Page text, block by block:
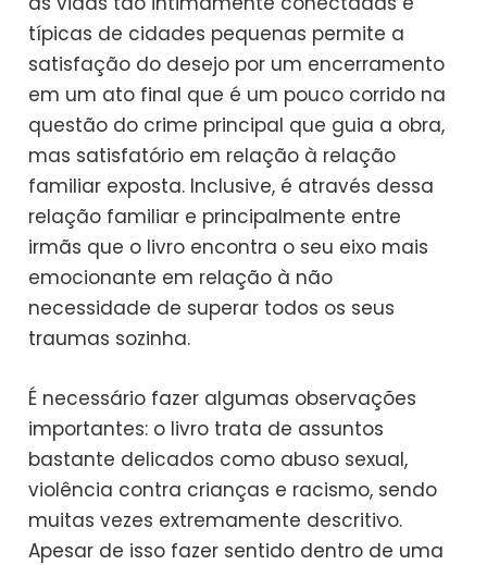
típicas de cidades pequenas permite a
satisfação do desejo por um encerramento
em um ato final que é um pouco corrido na
questão do crime principal que guia a obra,
mas satisfatório em relação à relação
familiar exposta. Inclusive, é através dessa
relação familiar e principalmente entre
irmãs que o livro encontra o seu eixo mais
emocionante em relação à não
necessidade de superar todos os seus
traumas sozinha.
É necessário fazer algumas observações
importantes: o livro trata de assuntos
bastante delicados como abuso sexual,
violência contra crianças e racismo, sendo
muitas vezes extremamente descritivo.
Apesar de isso fazer sentido dentro de uma